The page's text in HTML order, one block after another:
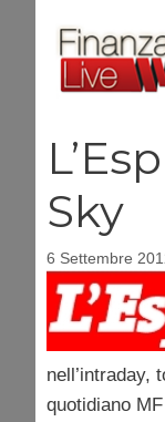
contenuto
Sky
6 Settembre
nell’intraday,
quotidiano